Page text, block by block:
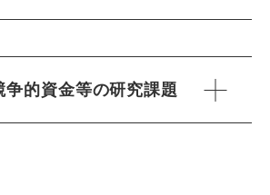
争的資金等の研究課題